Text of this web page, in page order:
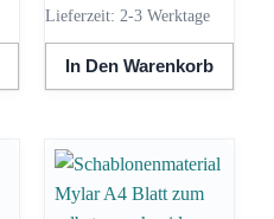
Lieferzeit: 2-3 Werktage
In Den Warenkorb